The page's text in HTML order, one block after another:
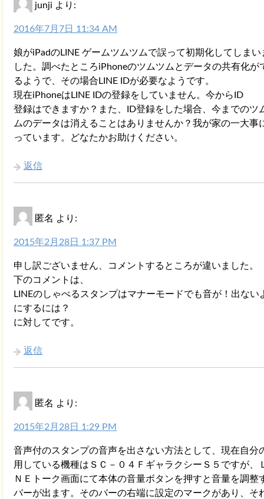
junji より:
2016年7月7日 11:34 AM
娘がiPadのLINE ゲームツムツムで誤って初期化してしまい
した。調べたところiPhoneのツムツムとデータの共有化が
るようで、その場合LINE IDが必要なようです。
現在iPhoneはLINE IDの登録をしていません。今からID
登録はできますか？また、ID登録をした場合、今までのツ
ムのデータは消えることはありませんか？我が家の一大事
っています。どなたかお助けください。
返信
匿名 より:
2015年2月28日 1:37 PM
申し訳ございません、コメントするところが違いました。
下のコメントは、
LINEのしゃべるスタンプはマナーモードでも音が！出ない
にするには？
に対してです。
返信
匿名 より:
2015年2月28日 1:29 PM
音声付のスタンプの音声を出さない方法として、現在自分
用している機種はＳＣ－０４ＦギャラクシーＳ５ですが、
ＮＥトーク画面にて本体の音量ボタンを押すと音量を調整
バーが出ます。そのバーの右端に設定のマークがあり、そ